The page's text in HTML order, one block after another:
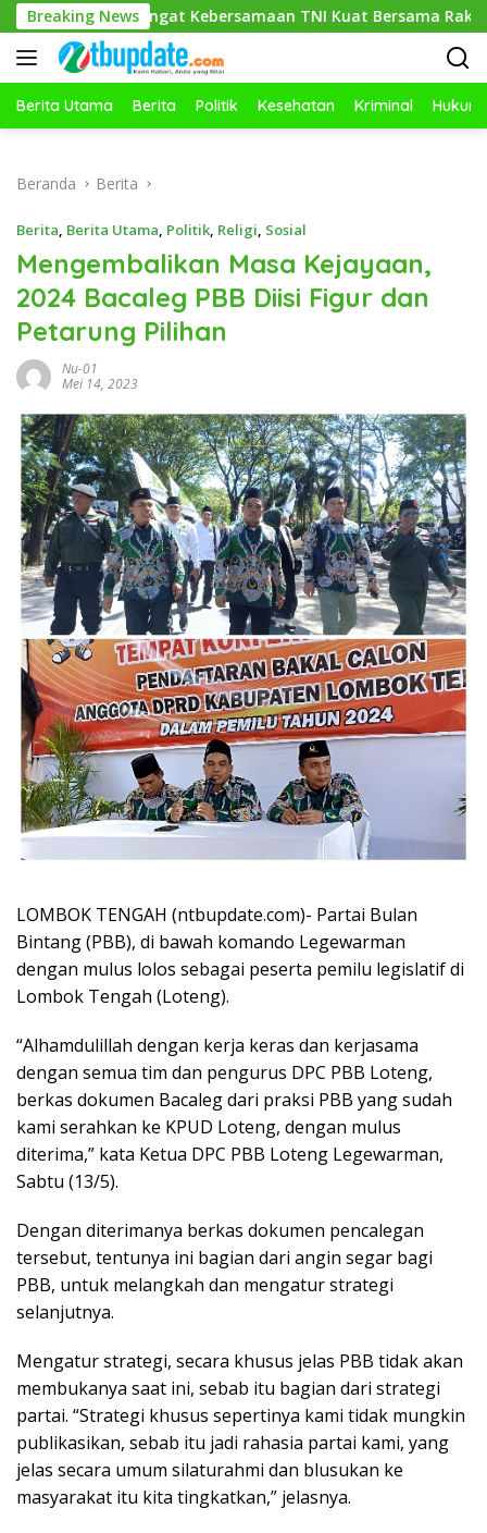
Langsung
ke
konten
Breaking News
Kebersamaan TNI Kuat Bersama Rakyat Miq
Berita Utama Berita Politik Kesehatan Kriminal Hukum
Beranda Berita
Berita, Berita Utama, Politik, Religi, Sosial
Mengembalikan Masa Kejayaan,
2024 Bacaleg PBB Diisi Figur dan
Petarung Pilihan
Nu-01
Mei 14, 2023
LOMBOK TENGAH (ntbupdate.com)- Partai Bulan
Bintang (PBB), di bawah komando Legewarman
dengan mulus lolos sebagai peserta pemilu legislatif di
Lombok Tengah (Loteng).
“Alhamdulillah dengan kerja keras dan kerjasama
dengan semua tim dan pengurus DPC PBB Loteng,
berkas dokumen Bacaleg dari praksi PBB yang sudah
kami serahkan ke KPUD Loteng, dengan mulus
diterima,” kata Ketua DPC PBB Loteng Legewarman,
Sabtu (13/5).
Dengan diterimanya berkas dokumen pencalegan
tersebut, tentunya ini bagian dari angin segar bagi
PBB, untuk melangkah dan mengatur strategi
selanjutnya.
Mengatur strategi, secara khusus jelas PBB tidak akan
membukanya saat ini, sebab itu bagian dari strategi
partai. “Strategi khusus sepertinya kami tidak mungkin
publikasikan, sebab itu jadi rahasia partai kami, yang
jelas secara umum silaturahmi dan blusukan ke
masyarakat itu kita tingkatkan,” jelasnya.